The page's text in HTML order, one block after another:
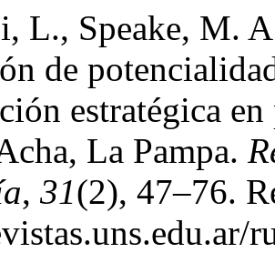
L., Speake, M.
de
estratégica en
La Pampa.
, 31(2), 47–76.